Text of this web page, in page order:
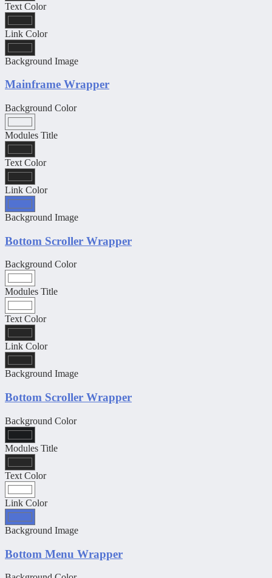
Text Color
Link Color
Background Image
Mainframe Wrapper
Background Color
Modules Title
Text Color
Link Color
Background Image
Bottom Scroller Wrapper
Background Color
Modules Title
Text Color
Link Color
Background Image
Bottom Scroller Wrapper
Background Color
Modules Title
Text Color
Link Color
Background Image
Bottom Menu Wrapper